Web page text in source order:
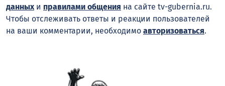
данных и правилами общения на сайте tv-gubernia.ru.
Чтобы отслеживать ответы и реакции пользователей
на ваши комментарии, необходимо авторизоваться.